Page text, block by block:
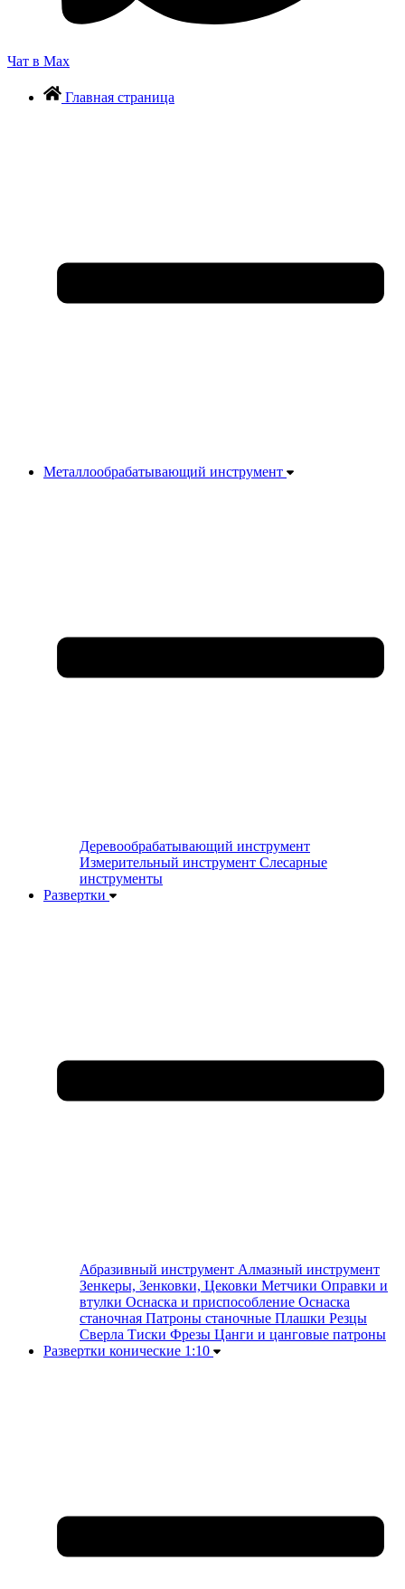
Чат в Max
Главная страница
Металлообрабатывающий инструмент
Деревообрабатывающий инструмент
Измерительный инструмент Слесарные
инструменты
Развертки
Абразивный инструмент Алмазный инструмент
Зенкеры, Зенковки, Цековки Метчики Оправки и
втулки Оснаска и приспособление Оснаска
станочная Патроны станочные Плашки Резцы
Сверла Тиски Фрезы Цанги и цанговые патроны
Развертки конические 1:10